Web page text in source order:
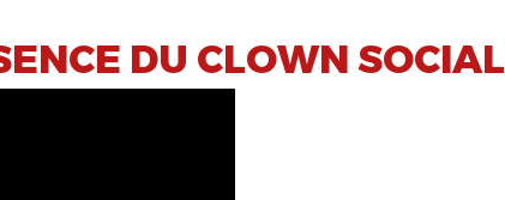
DU CLOWN SOCIAL